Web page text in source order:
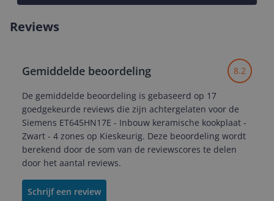
Reviews
Gemiddelde beoordeling 8.2
De gemiddelde beoordeling is gebaseerd op 17
goedgekeurde reviews die zijn achtergelaten voor de
Siemens ET645HN17E - Inbouw keramische kookplaat -
Zwart - 4 zones op Kieskeurig. Deze beoordeling wordt
berekend door de som van de reviewscores te delen
door het aantal reviews.
Schrijf een review